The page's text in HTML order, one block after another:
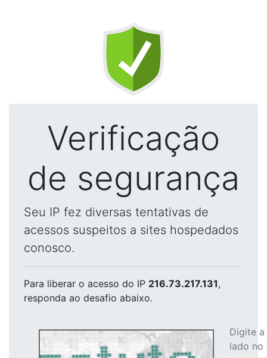
Verificação
de segurança
Seu IP fez diversas tentativas de
acessos suspeitos a sites hospedados
conosco.
Para liberar o acesso do IP 216.73.217.131,
responda ao desafio abaixo.
Digite
lado no